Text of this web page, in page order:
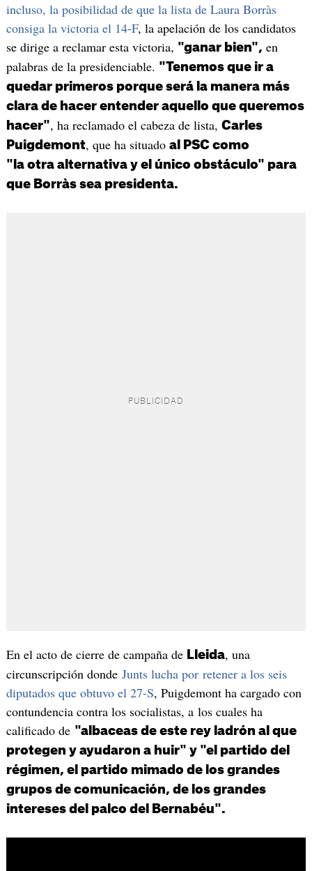
incluso, la posibilidad de que la lista de Laura Borràs
consiga la victoria el 14-F, la apelación de los candidatos
se dirige a reclamar esta victoria, "ganar bien", en
palabras de la presidenciable. "Tenemos que ir a
quedar primeros porque será la manera más
clara de hacer entender aquello que queremos
hacer", ha reclamado el cabeza de lista, Carles
Puigdemont, que ha situado al PSC como
"la otra alternativa y el único obstáculo" para
que Borràs sea presidenta.
En el acto de cierre de campaña de Lleida, una
circunscripción donde Junts lucha por retener a los seis
diputados que obtuvo el 27-S, Puigdemont ha cargado con
contundencia contra los socialistas, a los cuales ha
calificado de "albaceas de este rey ladrón al que
protegen y ayudaron a huir" y "el partido del
régimen, el partido mimado de los grandes
grupos de comunicación, de los grandes
intereses del palco del Bernabéu".